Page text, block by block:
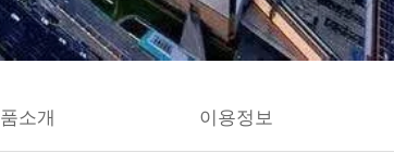
소개 이용정보